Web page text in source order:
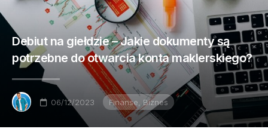
Debiut na giełdzie – Jakie dokumenty są
potrzebne do otwarcia konta maklerskiego?
06/12/2023 Finanse, Biznes